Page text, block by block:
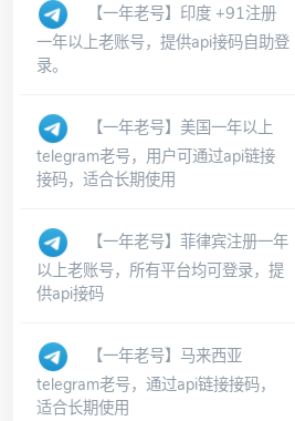
【一年老号】印度 +91注册
一年以上老账号，提供api接码自助登
录。
【一年老号】美国一年以上
telegram老号，用户可通过api链接
接码，适合长期使用
【一年老号】菲律宾注册一年
以上老账号，所有平台均可登录，提
供api接码
【一年老号】马来西亚
telegram老号，通过api链接接码，
适合长期使用